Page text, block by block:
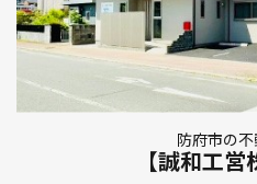
防府市の
【誠和工営